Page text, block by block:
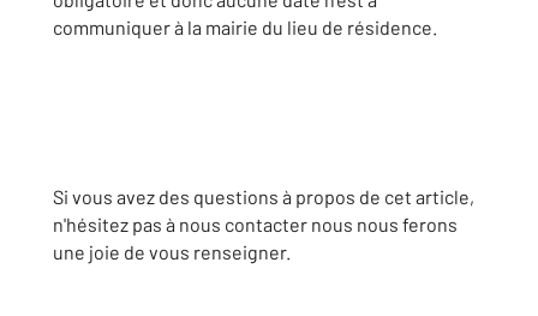
communiquer à la mairie du lieu de résidence.
Si vous avez des questions à propos de cet article,
n'hésitez pas à nous contacter nous nous ferons
une joie de vous renseigner.